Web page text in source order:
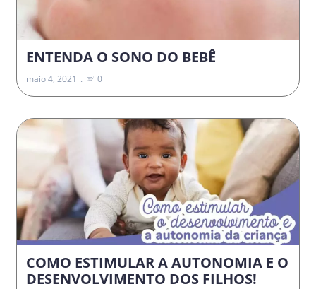
ENTENDA O SONO DO BEBÊ
maio 4, 2021 0
COMO ESTIMULAR A AUTONOMIA E O
DESENVOLVIMENTO DOS FILHOS!